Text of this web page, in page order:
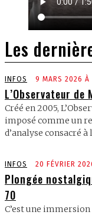
Les
INFOS 9 MARS 2026 À
L’Observateur de
Créé en 2005,
imposé comme un
d’analyse consacré à
INFOS 20 FÉVRIER
Plongée
70
C’est une